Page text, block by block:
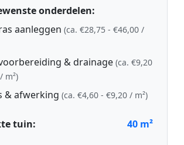
onderdelen:
aanleggen (ca. €28,75 - €46,00 /
& drainage (ca. €9,20
m²)
& afwerking (ca. €4,60 - €9,20 / m²)
tuin: 40 m²